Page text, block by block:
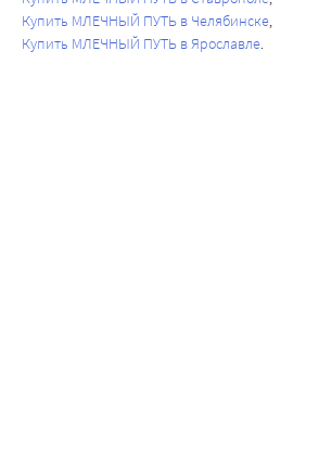
Купить МЛЕЧНЫЙ ПУТЬ в Челябинске
Купить МЛЕЧНЫЙ ПУТЬ в Ярославле